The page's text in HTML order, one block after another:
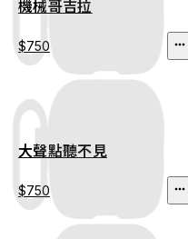
機械哥吉拉
$750
大聲點聽不見
$750